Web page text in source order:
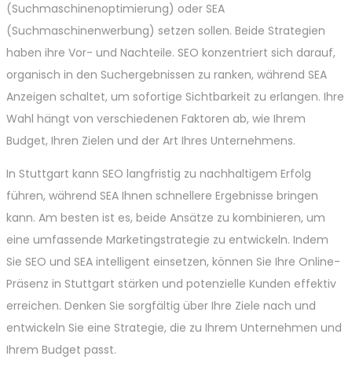
(Suchmaschinenoptimierung) oder SEA
(Suchmaschinenwerbung) setzen sollen. Beide Strategien
haben ihre Vor- und Nachteile. SEO konzentriert sich darauf,
organisch in den Suchergebnissen zu ranken, während SEA
Anzeigen schaltet, um sofortige Sichtbarkeit zu erlangen. Ihre
Wahl hängt von verschiedenen Faktoren ab, wie Ihrem
Budget, Ihren Zielen und der Art Ihres Unternehmens.
In Stuttgart kann SEO langfristig zu nachhaltigem Erfolg
führen, während SEA Ihnen schnellere Ergebnisse bringen
kann. Am besten ist es, beide Ansätze zu kombinieren, um
eine umfassende Marketingstrategie zu entwickeln. Indem
Sie SEO und SEA intelligent einsetzen, können Sie Ihre Online-
Präsenz in Stuttgart stärken und potenzielle Kunden effektiv
erreichen. Denken Sie sorgfältig über Ihre Ziele nach und
entwickeln Sie eine Strategie, die zu Ihrem Unternehmen und
Ihrem Budget passt.